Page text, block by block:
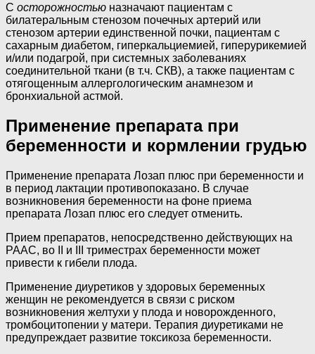
С осторожностью назначают пациентам с
билатеральным стенозом почечных артерий или
стенозом артерии единственной почки, пациентам с
сахарным диабетом, гиперкальциемией, гиперурикемией
и/или подагрой, при системных заболеваниях
соединительной ткани (в т.ч. СКВ), а также пациентам с
отягощенным аллергологическим анамнезом и
бронхиальной астмой.
Применение препарата при
беременности и кормлении грудью
Применение препарата Лозап плюс при беременности и
в период лактации противопоказано. В случае
возникновения беременности на фоне приема
препарата Лозап плюс его следует отменить.
Прием препаратов, непосредственно действующих на
РААС, во II и III триместрах беременности может
привести к гибели плода.
Применение диуретиков у здоровых беременных
женщин не рекомендуется в связи с риском
возникновения желтухи у плода и новорожденного,
тромбоцитопении у матери. Терапия диуретиками не
предупреждает развитие токсикоза беременности.